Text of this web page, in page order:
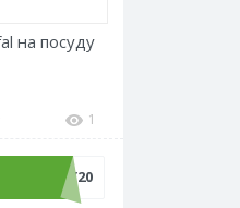
на посуду
1
ВАУ20